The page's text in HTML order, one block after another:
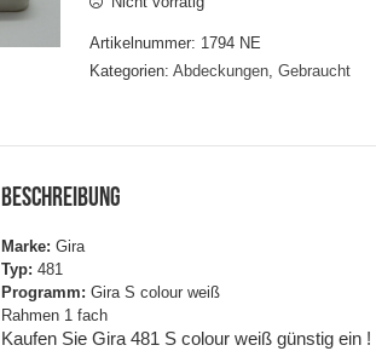
Artikelnummer: 1794 NE
Kategorien:Abdeckungen,Gebraucht
Beschreibung
Marke: Gira
Typ: 481
Programm: Gira S colour weiß
Rahmen 1 fach
Kaufen Sie Gira 481 S colour weiß günstig ein !